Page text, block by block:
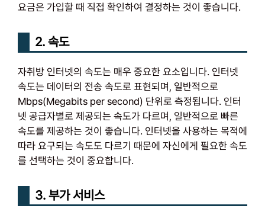
요금은 가입할 때 직접 확인하여 결정하는 것이 좋습니다.
2. 속도
자취방 인터넷의 속도는 매우 중요한 요소입니다. 인터넷
속도는 데이터의 전송 속도로 표현되며, 일반적으로
Mbps(Megabits per second) 단위로 측정됩니다. 인터
넷 공급자별로 제공되는 속도가 다르며, 일반적으로 빠른
속도를 제공하는 것이 좋습니다. 인터넷을 사용하는 목적에
따라 요구되는 속도도 다르기 때문에 자신에게 필요한 속도
를 선택하는 것이 중요합니다.
3. 부가 서비스